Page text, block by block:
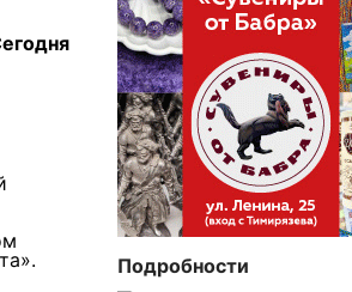
Подробности